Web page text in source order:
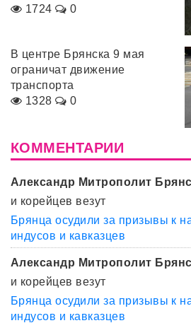
1724
0
В центре Брянска 9 мая
ограничат движение
транспорта
1328
0
КОММЕНТАРИИ
Александр Митрополит
и корейцев везут
Брянца осудили за призывы к
индусов и кавказцев
Александр Митрополит
и корейцев везут
Брянца осудили за призывы к
индусов и кавказцев